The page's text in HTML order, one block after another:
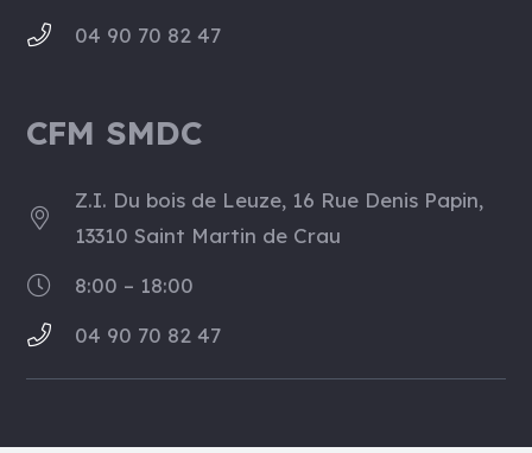
04 90 70 82 47
CFM SMDC
Z.I. Du bois de Leuze, 16 Rue Denis Papin,
13310 Saint Martin de Crau
8:00 – 18:00
04 90 70 82 47